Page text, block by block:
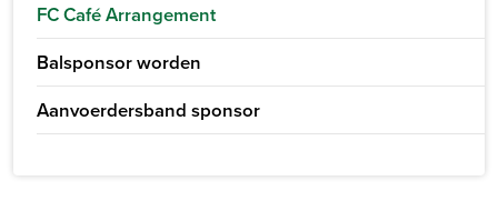
FC Café Arrangement
Balsponsor worden
Aanvoerdersband sponsor